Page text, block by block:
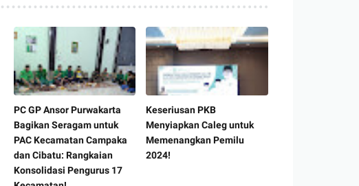
PC GP Ansor Purwakarta
Bagikan Seragam untuk
PAC Kecamatan Campaka
dan Cibatu: Rangkaian
Konsolidasi Pengurus 17
Keseriusan PKB
Menyiapkan Caleg untuk
Memenangkan Pemilu
2024!